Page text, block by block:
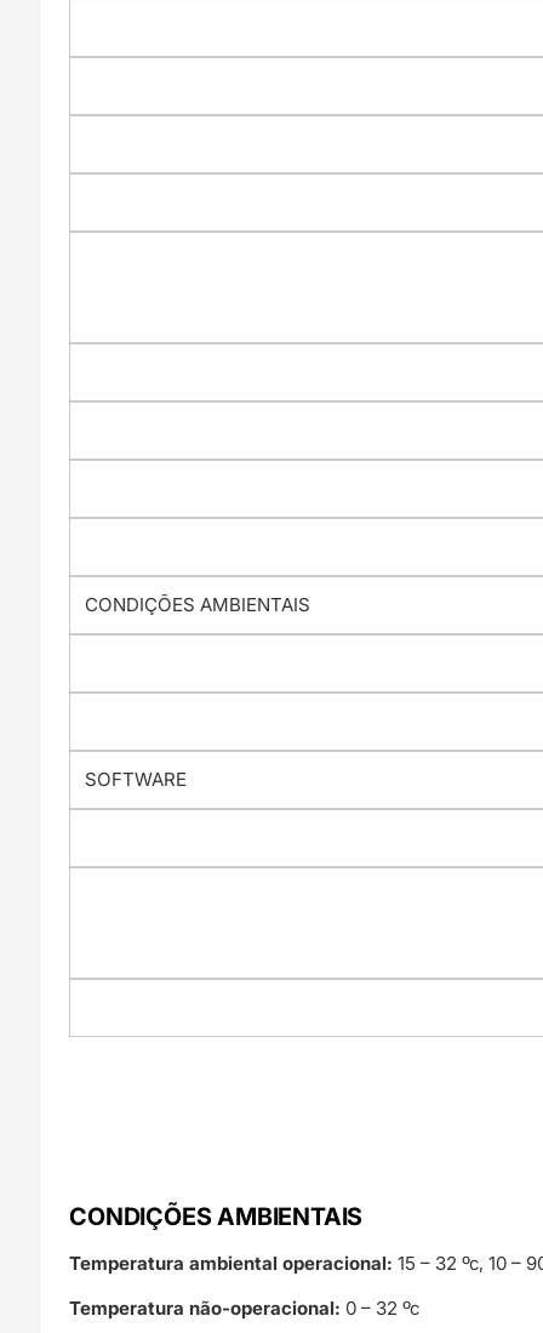
CONDIÇÕES AMBIENTAIS
SOFTWARE
CONDIÇÕES AMBIENTAIS
Temperatura ambiental operacional:15 – 32 ºc, 10 –
Temperatura não-operacional: 0 – 32 ºc